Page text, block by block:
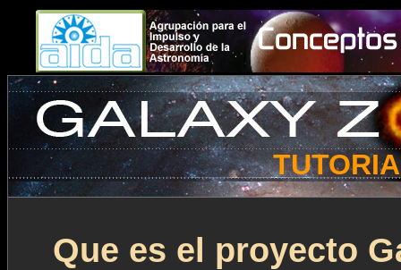
Que es el proyecto